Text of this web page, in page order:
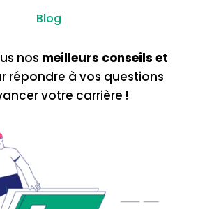
Blog
nos meilleurs conseils et
répondre à vos questions
votre carrière !